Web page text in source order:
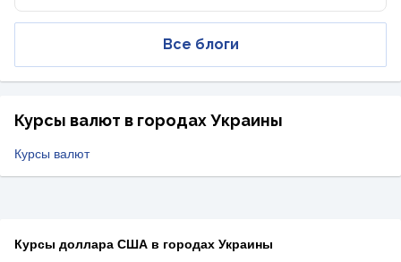
Все блоги
Курсы валют в городах Украины
Курсы валют
Курсы доллара США в городах Украины